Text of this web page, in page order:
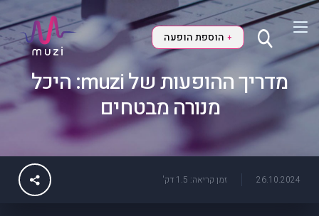
+ הוספת הופעה
מדריך ההופעות של muzi: היכל
מנורה מבטחים
26.10.2024 זמן קריאה: 1.5 דק'